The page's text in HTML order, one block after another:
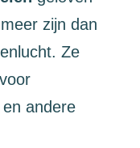
zijn dan
Ze
andere